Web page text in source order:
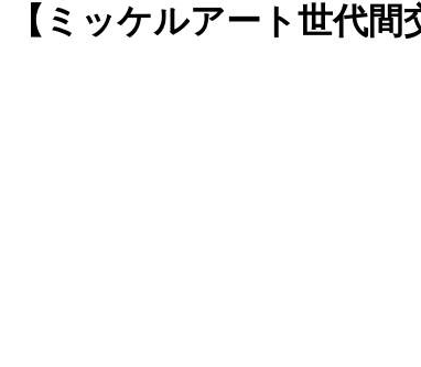
【ミッケルアート世代間